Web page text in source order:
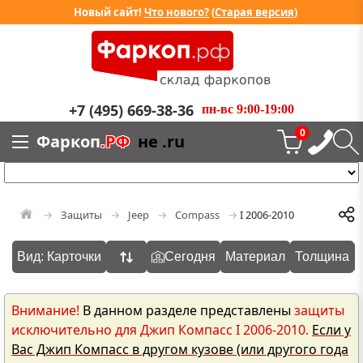
Новый сайт! Что нового?(Старая версия)
+7 (495) 669-38-36 пн-вс 9:00-19:00
Фаркоп.РФ не .ru 0
Защиты Jeep Compass I 2006-2010
Вид: Карточки Сегодня Материал Толщина
Внимание! В данном разделе представлены защиты
исключительно для Джип Компасс I 2006-2010. Если у
Вас Джип Компасс в другом кузове (или другого года